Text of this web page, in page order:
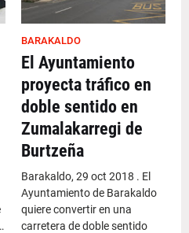
BARAKALDO
El Ayuntamiento
proyecta tráfico en
doble sentido en
Zumalakarregi de
Burtzeña
Barakaldo, 29 oct 2018 . El
Ayuntamiento de Barakaldo
quiere convertir en una
carretera de doble sentido